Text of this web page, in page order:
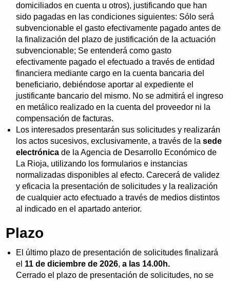
domiciliados en cuenta u otros), justificando que han
sido pagadas en las condiciones siguientes: Sólo será
subvencionable el gasto efectivamente pagado antes de
la finalización del plazo de justificación de la actuación
subvencionable; Se entenderá como gasto
efectivamente pagado el efectuado a través de entidad
financiera mediante cargo en la cuenta bancaria del
beneficiario, debiéndose aportar al expediente el
justificante bancario del mismo. No se admitirá el ingreso
en metálico realizado en la cuenta del proveedor ni la
compensación de facturas.
Los interesados presentarán sus solicitudes y realizarán
los actos sucesivos, exclusivamente, a través de lasede
electrónica de la Agencia de Desarrollo Económico de
La Rioja, utilizando los formularios e instancias
normalizadas disponibles al efecto. Carecerá de validez
y eficacia la presentación de solicitudes y la realización
de cualquier acto efectuado a través de medios distintos
al indicado en el apartado anterior.
Plazo
El último plazo de presentación de solicitudes finalizará
el 11 de diciembre de 2026,a las 14.00h.
Cerrado el plazo de presentación de solicitudes, no se